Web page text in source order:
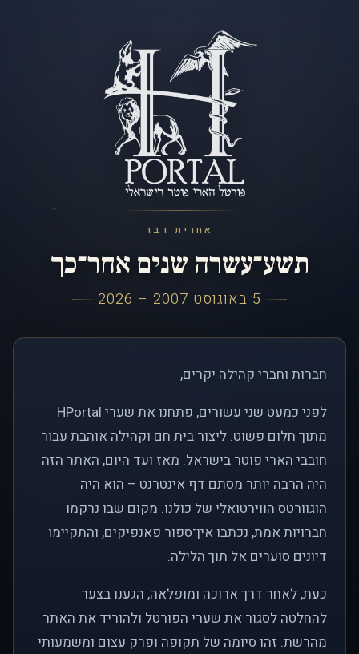
אחרית דבר
תשע־עשרה שנים אחר־כך
5 באוגוסט 2007 – 2026
חברות וחברי קהילה יקרים,
לפני כמעט שני עשורים, פתחנו את שערי HPortal
מתוך חלום פשוט: ליצור בית חם וקהילה אוהבת עבור
חובבי הארי פוטר בישראל. מאז ועד היום, האתר הזה
היה הרבה יותר מסתם דף אינטרנט – הוא היה
הוגוורטס הווירטואלי של כולנו. מקום שבו נרקמו
חברויות אמת, נכתבו אין־ספור פאנפיקים, והתקיימו
דיונים סוערים אל תוך הלילה.
כעת, לאחר דרך ארוכה ומופלאה, הגענו בצער
להחלטה לסגור את שערי הפורטל ולהוריד את האתר
מהרשת. זהו סיומה של תקופה ופרק עצום ומשמעותי